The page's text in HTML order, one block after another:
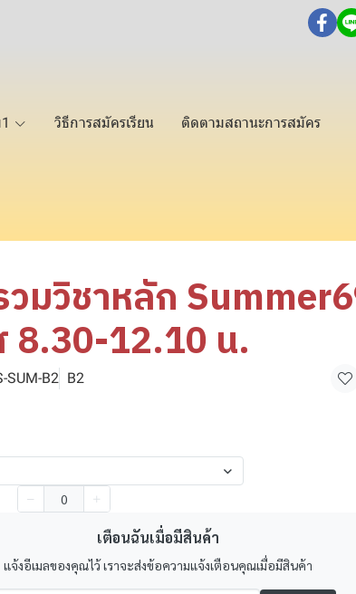
วิธีการสมัครเรียน ติดตามสถานะการสมัคร
มวิชาหลัก
8.30-12.10 น.
SUM-B2 B2
เตือนฉันเมื่อมีสินค้า
แจ้งอีเมลของคุณไว้ เราจะส่งข้อความแจ้งเตือนคุณเมื่อมีสินค้า